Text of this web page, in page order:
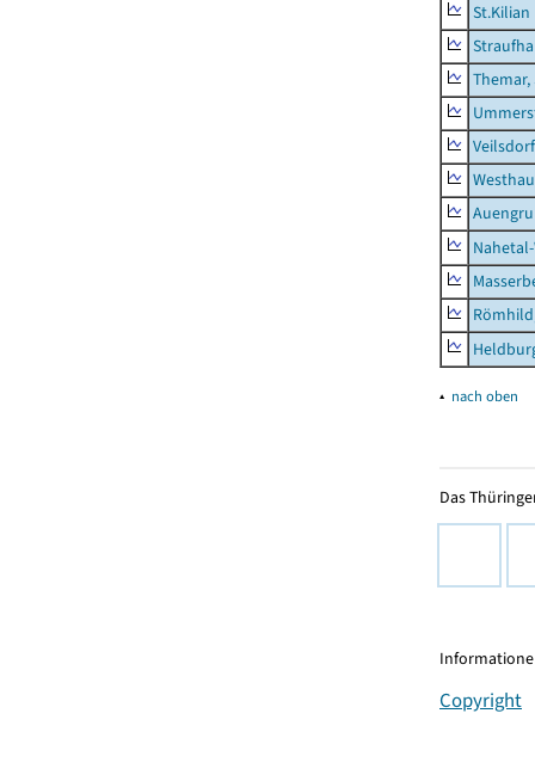
St.Kilian
Veilsdorf
▴ nach oben
Das
Copyright